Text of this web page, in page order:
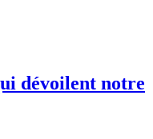
dévoilent notre